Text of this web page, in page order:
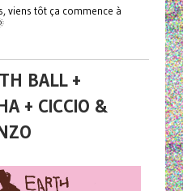
viens tôt ça commence à
BALL +
+ CICCIO &